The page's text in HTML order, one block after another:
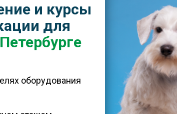
и курсы
для
оборудования